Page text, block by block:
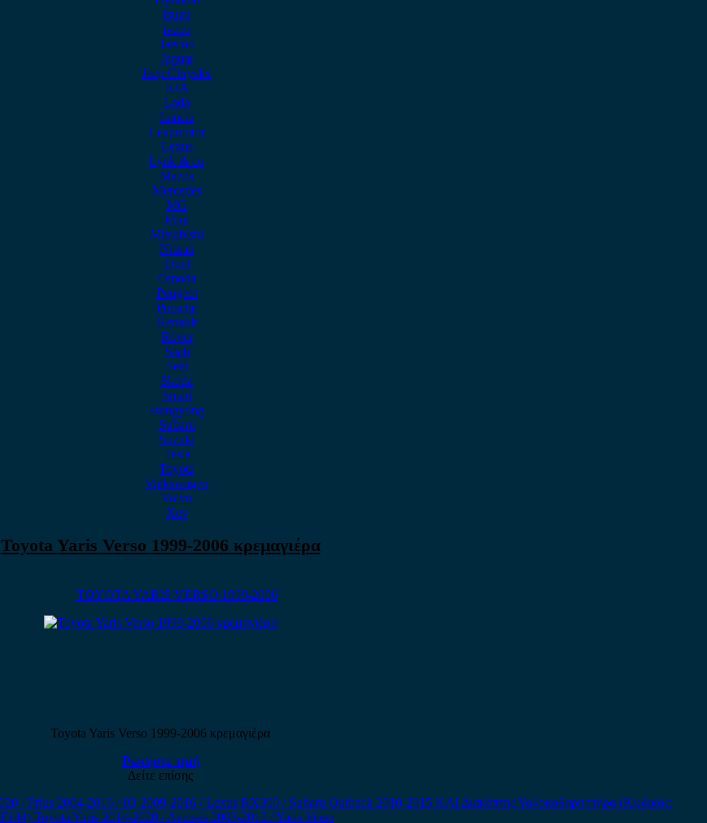
Isuzu
iveco
Jaecoo
Jaguar
Jeep Chrysler
KIA
Lada
Lancia
Leapmotor
Lexus
Lynk & co
Mazda
Mercedes
MG
Mini
Mitsubishi
Nissan
Opel
Omoda
Peugeot
Porsche
Renault
Rover
Saab
Seat
Skoda
Smart
ssangyong
Subaru
Suzuki
Tesla
Toyota
Volkswagen
Volvo
Xev
Toyota Yaris Verso 1999-2006 κρεμαγιέρα
TOYOTA YARIS VERSO 1999-2006
Toyota Yaris Verso 1999-2006 κρεμαγιέρα
Ρωτήστε τιμή
Δείτε επίσης